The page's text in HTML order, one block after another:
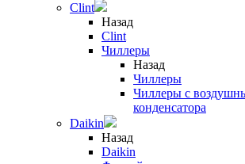
Clint
Назад
Clint
Чиллеры
Назад
Чиллеры
Чиллеры с
конденсатора
Daikin
Назад
Daikin